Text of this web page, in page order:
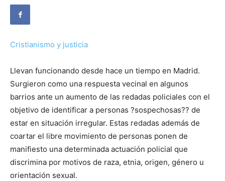
Cristianismo y justicia
Llevan funcionando desde hace un tiempo en Madrid.
Surgieron como una respuesta vecinal en algunos
barrios ante un aumento de las redadas policiales con el
objetivo de identificar a personas ?sospechosas?? de
estar en situación irregular. Estas redadas además de
coartar el libre movimiento de personas ponen de
manifiesto una determinada actuación policial que
discrimina por motivos de raza, etnia, origen, género u
orientación sexual.